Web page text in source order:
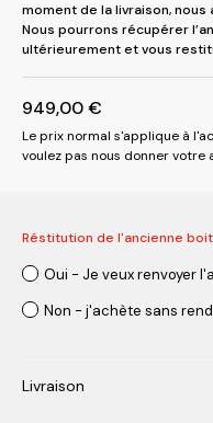
moment de la livraison,
Nous pourrons récupérer
ultérieurement et vous
949,00€
Le prix normal s'applique à
voulez pas nous donner votre
Réstitution de l'ancienne
Oui - Je veux renvoyer
Non - j'achète sans
Livraison